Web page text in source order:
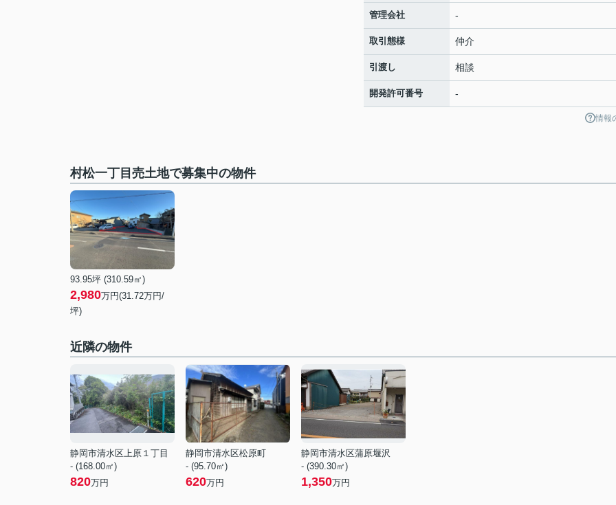
管理会社 -
取引態様 仲介
引渡し 相談
開発許可番号 -
情報
村松一丁目売土地で募集中の物件
93.95坪 (310.59㎡)
2,980万円(31.72万円/
坪)
近隣の物件
静岡市清水区上原１丁目
- (168.00㎡)
820万円
静岡市清水区松原町
- (95.70㎡)
620万円
静岡市清水区蒲原堰沢
- (390.30㎡)
1,350万円